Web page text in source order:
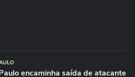
encaminha saída de atacante